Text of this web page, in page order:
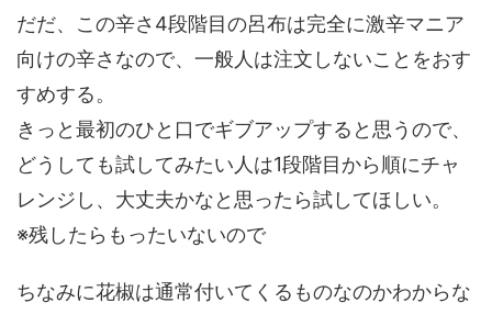
だだ、この辛さ4段階目の呂布は完全に激辛マニア
向けの辛さなので、一般人は注文しないことをおす
すめする。
きっと最初のひと口でギブアップすると思うので、
どうしても試してみたい人は1段階目から順にチャ
レンジし、大丈夫かなと思ったら試してほしい。
※残したらもったいないので
ちなみに花椒は通常付いてくるものなのかわからな